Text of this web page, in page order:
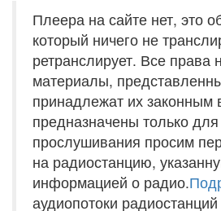
Плеера на сайте нет, это
который ничего не
ретранслирует. Все права
материалы,
принадлежат их законным
предназначены только
прослушивания просим
на радиостанцию,
информацией о радио.
аудиопотоки